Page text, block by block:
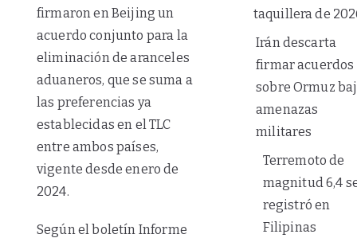
firmaron en Beijing un
acuerdo conjunto para la
eliminación de aranceles
aduaneros, que se suma a
las preferencias ya
establecidas en el TLC
entre ambos países,
vigente desde enero de
2024.
Según el boletín Informe
taquillera de
Irán descarta
firmar acuerdos
sobre Ormuz
amenazas
militares
Terremoto de
magnitud 6,4
registró en
Filipinas